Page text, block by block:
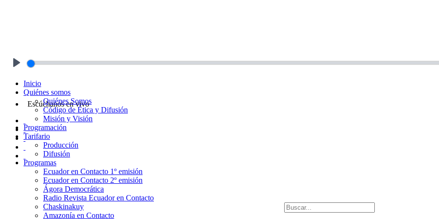
Escúchanos en vivo
Inicio
Quiénes somos
Quiénes Somos
Código de Ética y Difusión
Misión y Visión
Programación
Tarifario
Producción
Difusión
Programas
Ecuador en Contacto 1º emisión
Ecuador en Contacto 2º emisión
Ágora Democrática
Radio Revista Ecuador en Contacto
Chaskinakuy
Amazonía en Contacto